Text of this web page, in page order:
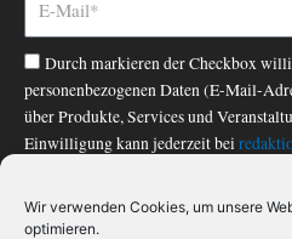
Wir verwenden Cookies, um unsere
optimieren.
-
f
Durch markieren der Checkbox
personenbezogenen Daten (E-Mail-
über Produkte, Services und
Einwilligung kann jederzeit bei
Datenschutzerklärung